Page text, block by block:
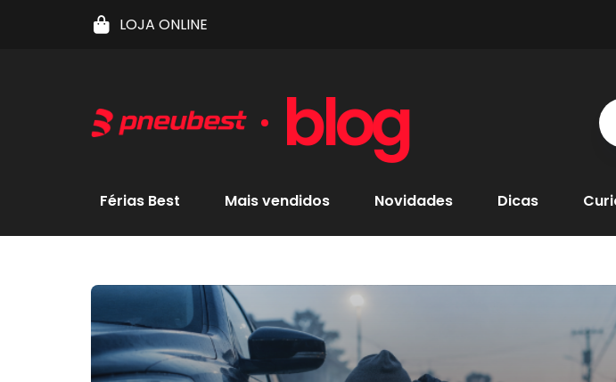
LOJA ONLINE
blog
Férias Best Mais vendidos Novidades Dicas